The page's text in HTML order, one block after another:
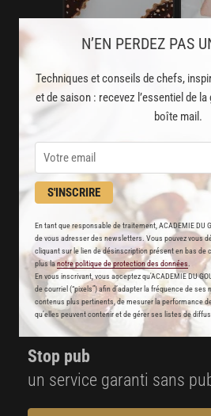
N’EN PERDEZ PAS
Techniques et conseils de chefs,
et de saison : recevez l’essentiel de
boîte mail.
S'INSCRIRE
En tant que responsable de traitement, ACADEMIE DU
de vous adresser des newsletters. Vous pouvez vous
cliquant sur le lien de désinscription présent en bas de
plus lanotre politique de protection des données
En vous inscrivant, vous acceptez qu'ACADEMIE DU
de courriel (“pixels”) afin d’adapter la fréquence de
contenus plus pertinents, de mesurer la performance
qu’elles peuvent contenir et de gérer ses listes de
AVEC VOTRE
8000recettes
partagées par vos chefs
2000vidéos de recettes
et techniques de cuisine
Des nouveautés
disponibles chaque
Stop pub
un service garanti sans